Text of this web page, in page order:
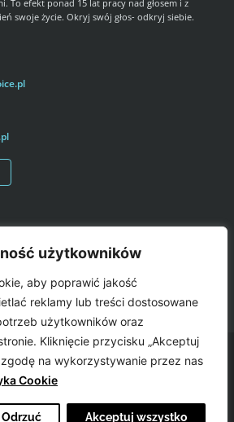
użytkowników
aby poprawić jakość
reklamy lub treści dostosowane
użytkowników oraz
Kliknięcie przycisku „Akceptuj
na wykorzystywanie przez nas
Cookie
Odrzuć Akceptuj wszystko
treści serwisu
To efekt ponad 15 lat pracy nad głosem i z
swoje życie. Okryj swój głos- odkryj siebie.
Wszystkie prawa zastrzeżone. Stronę zrobiły: